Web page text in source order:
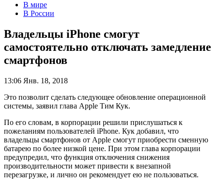
В мире
В России
Владельцы iPhone смогут
самостоятельно отключать замедление
смартфонов
13:06 Янв. 18, 2018
Это позволит сделать следующее обновление операционной
системы, заявил глава Apple Тим Кук.
По его словам, в корпорации решили прислушаться к
пожеланиям пользователей iPhone. Кук добавил, что
владельцы смартфонов от Apple смогут приобрести сменную
батарею по более низкой цене. При этом глава корпорации
предупредил, что функция отключения снижения
производительности может привести к внезапной
перезагрузке, и лично он рекомендует ею не пользоваться.